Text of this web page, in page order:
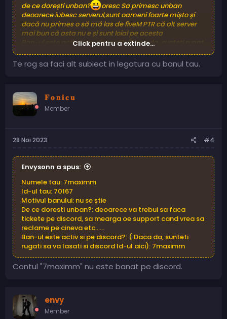
de ce dorești unban?
oresc Sa primesc unban
deoarece iubesc serverul,sunt oameni foarte mișto și
dacă nu primes o să mă las de fiveM PTR că alt server
mai bun că asta nu e și sunt loial pe acesta
Ban-ul este activ și pe discord?: (Daca da, sunteți rugat
Click pentru a extinde...
Te rog sa faci alt subiect in legatura cu banul tau.
𝐅 𝐨 𝐧 𝐢 𝐜 𝐮
Member
28 Noi 2023 #4
Envysonn a spus:
Numele tau: 7maximm
Id-ul tau: 70167
Motivul banului: nu se știe
De ce doresti unban?: deoarece va trebui sa faca
tickete pe discord, sa mearga oe support cand vrea sa
reclame pe cineva etc......
Ban-ul este activ si pe discord?: ( Daca da, sunteti
rugati sa va lasati si discord Id-ul aici): 7maximm
Contul "7maximm" nu este banat pe discord.
envy
Member